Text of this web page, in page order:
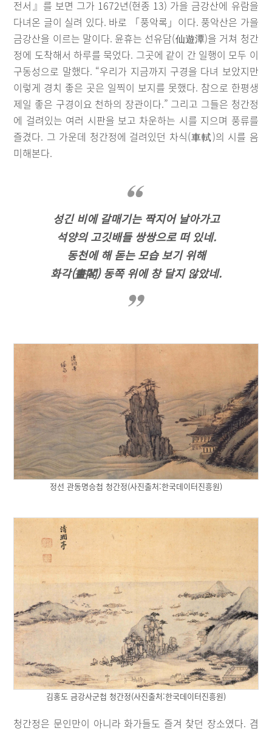
전서』를 보면 그가 1672년(현종 13) 가을 금강산에 유람을
다녀온 글이 실려 있다. 바로 「풍악록」이다. 풍악산은 가을
금강산을 이르는 말이다. 윤휴는 선유담(仙遊潭)을 거쳐 청간
정에 도착해서 하루를 묵었다. 그곳에 같이 간 일행이 모두 이
구동성으로 말했다. “우리가 지금까지 구경을 다녀 보았지만
이렇게 경치 좋은 곳은 일찍이 보지를 못했다. 참으로 한평생
제일 좋은 구경이요 천하의 장관이다.” 그리고 그들은 청간정
에 걸려있는 여러 시판을 보고 차운하는 시를 지으며 풍류를
즐겼다. 그 가운데 청간정에 걸려있던 차식(車軾)의 시를 음
미해본다.
성긴 비에 갈매기는 짝지어 날아가고
석양의 고깃배들 쌍쌍으로 떠 있네.
동천에 해 돋는 모습 보기 위해
화각(畫閣) 동쪽 위에 창 달지 않았네.
정선 관동명승첩 청간정(사진출처:한국데이터진흥원)
김홍도 금강사군첩 청간정(사진출처:한국데이터진흥원)
청간정은 문인만이 아니라 화가들도 즐겨 찾던 장소였다. 겸